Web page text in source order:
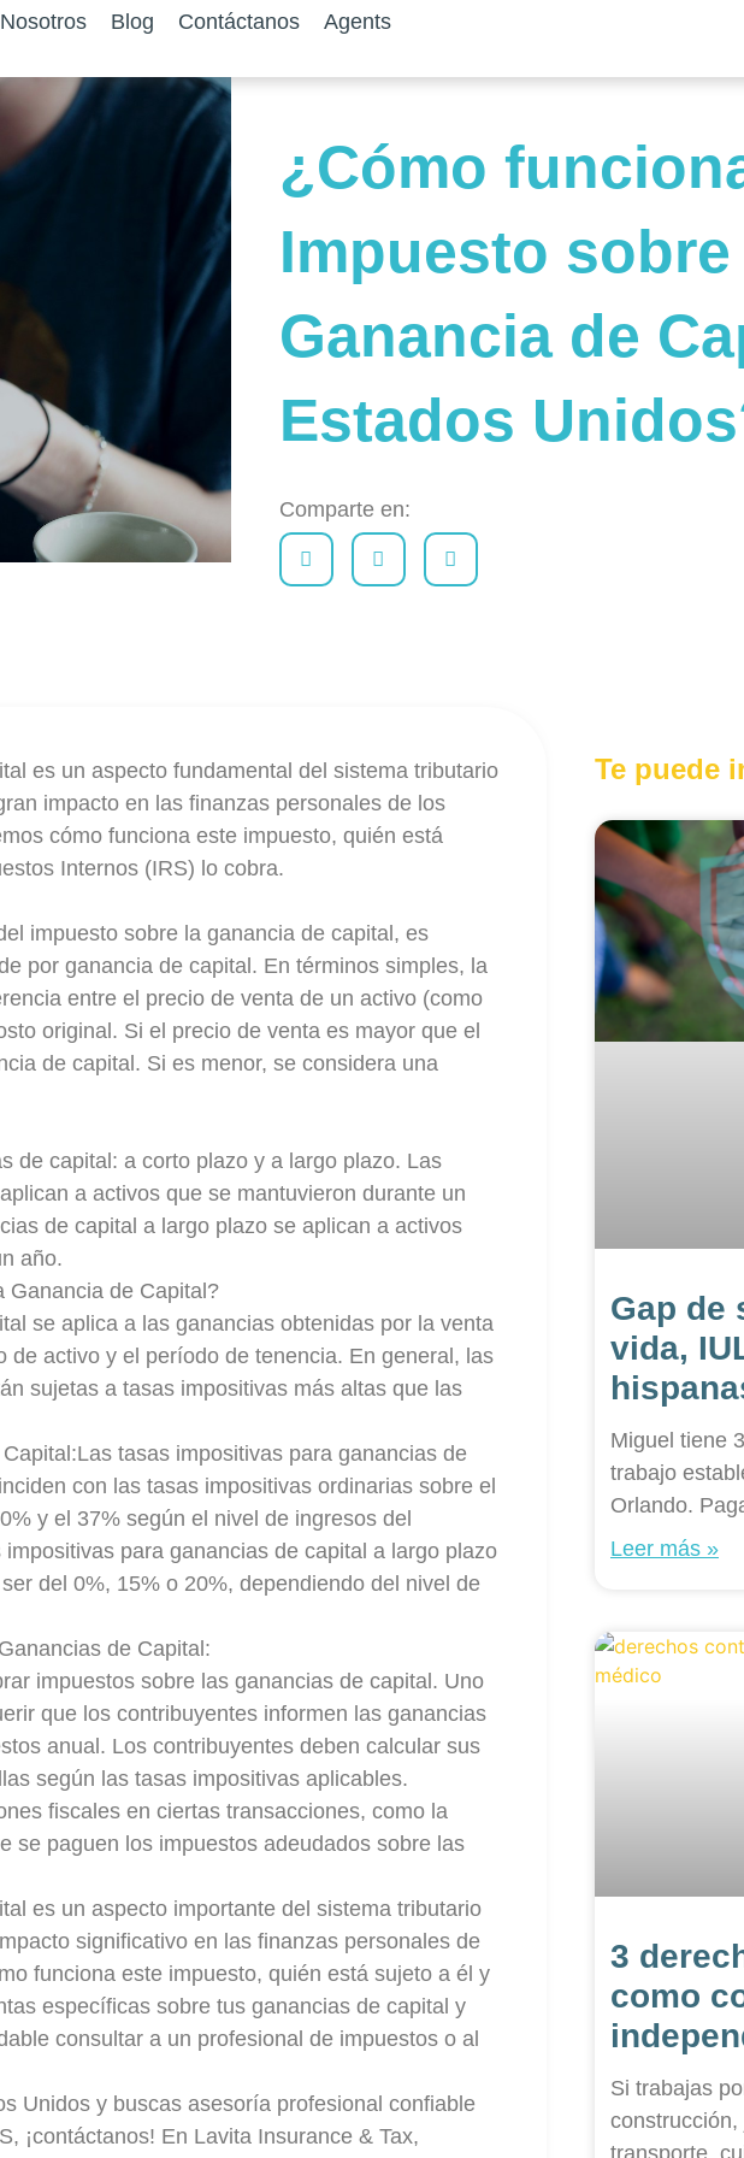
Nosotros Blog Contáctanos Agents
¿Cómo
Impuesto sobre
Ganancia de
Estados
Comparte en:
es un aspecto fundamental del sistema tributario
impacto en las finanzas personales de los
cómo funciona este impuesto, quién está
Internos (IRS) lo cobra.
impuesto sobre la ganancia de capital, es
por ganancia de capital. En términos simples, la
entre el precio de venta de un activo (como
original. Si el precio de venta es mayor que el
de capital. Si es menor, se considera una
de capital: a corto plazo y a largo plazo. Las
a activos que se mantuvieron durante un
de capital a largo plazo se aplican a activos
año.
Ganancia de Capital?
se aplica a las ganancias obtenidas por la venta
de activo y el período de tenencia. En general, las
sujetas a tasas impositivas más altas que las
tasas impositivas para ganancias de
con las tasas impositivas ordinarias sobre el
y el 37% según el nivel de ingresos del
para ganancias de capital a largo plazo
del 0%, 15% o 20%, dependiendo del nivel de
de Capital:
impuestos sobre las ganancias de capital. Uno
que los contribuyentes informen las ganancias
anual. Los contribuyentes deben calcular sus
según las tasas impositivas aplicables.
fiscales en ciertas transacciones, como la
se paguen los impuestos adeudados sobre las
es un aspecto importante del sistema tributario
significativo en las finanzas personales de
funciona este impuesto, quién está sujeto a él y
específicas sobre tus ganancias de capital y
consultar a un profesional de impuestos o al
Unidos y buscas asesoría profesional confiable
¡contáctanos! En Lavita Insurance & Tax,
Te puede
Gap de
vida,
Miguel tiene
trabajo
Orlando.
Leer más »
3
como
Si trabajas